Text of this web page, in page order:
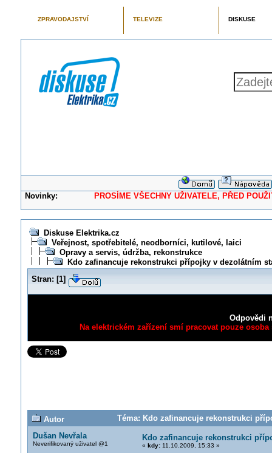
ZPRAVODAJSTVÍ TELEVIZE DISKUSE
Novinky: PROSÍME VŠECHNY UŽIVATELE, PŘED
Diskuse Elektrika.cz
Veřejnost, spotřebitelé, neodborníci, kutilové, laici
Opravy a servis, údržba, rekonstrukce
Kdo zafinancuje rekonstrukci přípojky v dezolátním
Stran: [1]
Odpovědi
Na elektrickém zařízení smí pracovat pouze
Autor
Téma: Kdo zafinancuje rekonstrukci
Dušan Nevřala
Neverifikovaný uživatel @1
Kdo zafinancuje rekonstrukci
« kdy:11.10.2009, 15:33 »